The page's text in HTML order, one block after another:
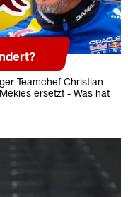
Teamchef Christian
ersetzt - Was hat